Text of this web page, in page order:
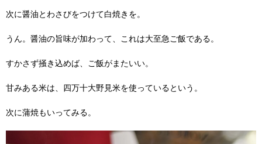
次に醤油とわさびをつけて白焼きを。
うん。醤油の旨味が加わって、これは大至急ご飯である。
すかさず掻き込めば、ご飯がまたいい。
甘みある米は、四万十大野見米を使っているという。
次に蒲焼もいってみる。